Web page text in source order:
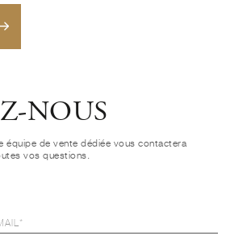
NOUS
équipe de vente dédiée vous contactera
vos questions.